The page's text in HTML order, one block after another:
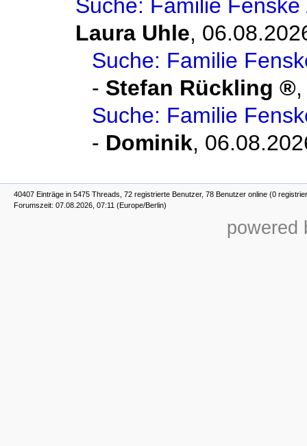
Suche: Familie
Laura Uhle,
Suche: Familie
- Stefan Rückling
Suche: Familie
- Dominik,
40407 Einträge in 5475 Threads, 72 registrierte Benutzer, 78 Benutzer online (0
Forumszeit: 07.08.2026, 07:11 (Europe/Berlin)
powered